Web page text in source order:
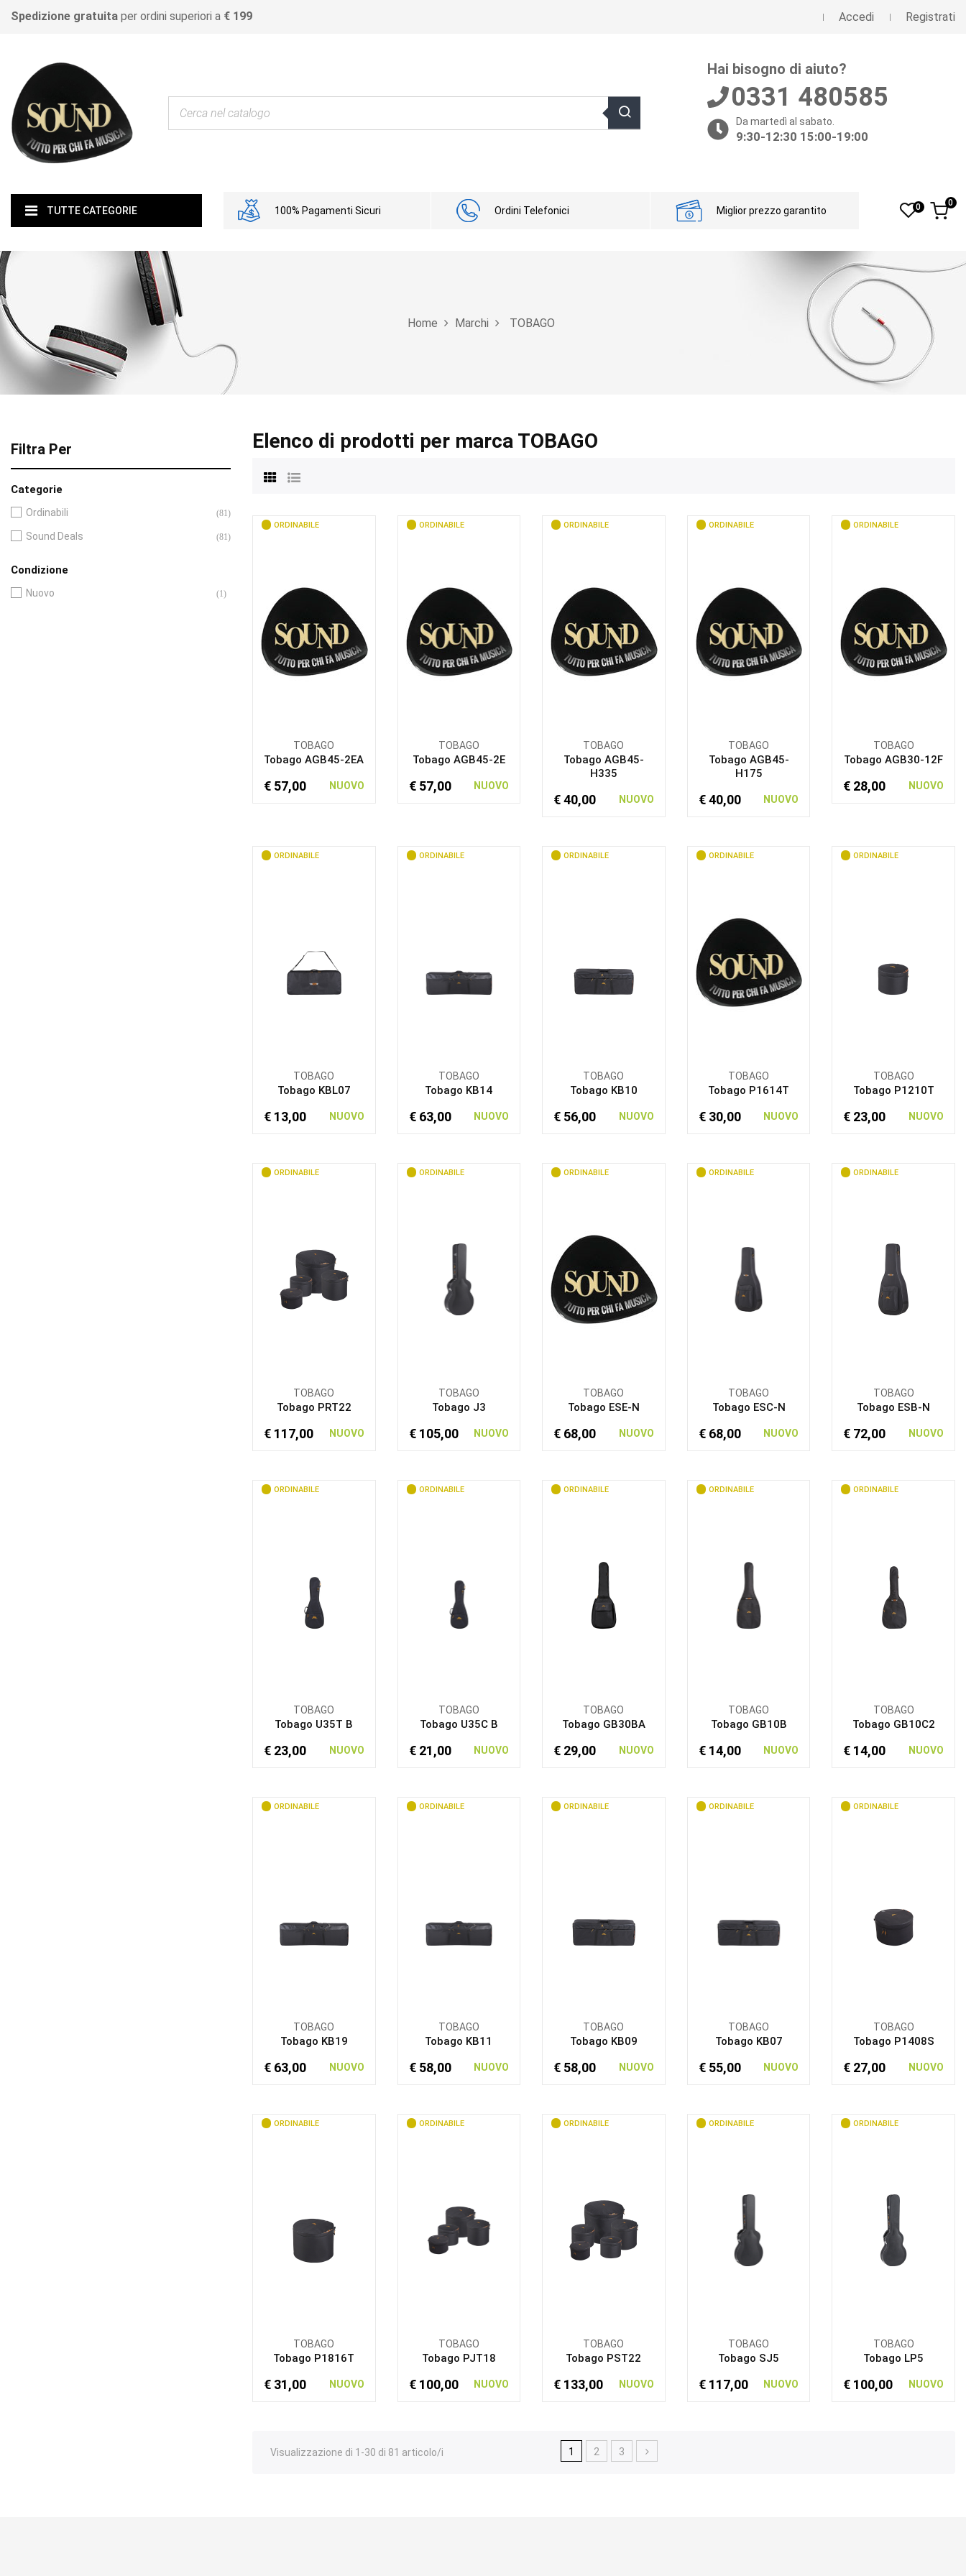
Spedizione gratuita per ordini superiori a € 199 Accedi Registrati
Hai bisogno di aiuto?
0331 480585
Da martedì al sabato.
9:30-12:30 15:00-19:00
TUTTE CATEGORIE 100% Pagamenti Sicuri Ordini Telefonici Miglior prezzo garantito 0 0
Home Marchi TOBAGO
Filtra Per
Categorie
Ordinabili (81)
Sound Deals (81)
Condizione
Nuovo (1)
Elenco di prodotti per marca TOBAGO
ORDINABILE
TOBAGO
Tobago AGB45-2EA
€ 57,00 NUOVO
ORDINABILE
TOBAGO
Tobago AGB45-2E
€ 57,00 NUOVO
ORDINABILE
TOBAGO
Tobago AGB45-
H335
€ 40,00 NUOVO
ORDINABILE
TOBAGO
Tobago AGB45-
H175
€ 40,00 NUOVO
ORDINABILE
TOBAGO
Tobago AGB30-12F
€ 28,00 NUOVO
ORDINABILE
TOBAGO
Tobago KBL07
€ 13,00 NUOVO
ORDINABILE
TOBAGO
Tobago KB14
€ 63,00 NUOVO
ORDINABILE
TOBAGO
Tobago KB10
€ 56,00 NUOVO
ORDINABILE
TOBAGO
Tobago P1614T
€ 30,00 NUOVO
ORDINABILE
TOBAGO
Tobago P1210T
€ 23,00 NUOVO
ORDINABILE
TOBAGO
Tobago PRT22
€ 117,00 NUOVO
ORDINABILE
TOBAGO
Tobago J3
€ 105,00 NUOVO
ORDINABILE
TOBAGO
Tobago ESE-N
€ 68,00 NUOVO
ORDINABILE
TOBAGO
Tobago ESC-N
€ 68,00 NUOVO
ORDINABILE
TOBAGO
Tobago ESB-N
€ 72,00 NUOVO
ORDINABILE
TOBAGO
Tobago U35T B
€ 23,00 NUOVO
ORDINABILE
TOBAGO
Tobago U35C B
€ 21,00 NUOVO
ORDINABILE
TOBAGO
Tobago GB30BA
€ 29,00 NUOVO
ORDINABILE
TOBAGO
Tobago GB10B
€ 14,00 NUOVO
ORDINABILE
TOBAGO
Tobago GB10C2
€ 14,00 NUOVO
ORDINABILE
TOBAGO
Tobago KB19
€ 63,00 NUOVO
ORDINABILE
TOBAGO
Tobago KB11
€ 58,00 NUOVO
ORDINABILE
TOBAGO
Tobago KB09
€ 58,00 NUOVO
ORDINABILE
TOBAGO
Tobago KB07
€ 55,00 NUOVO
ORDINABILE
TOBAGO
Tobago P1408S
€ 27,00 NUOVO
ORDINABILE
TOBAGO
Tobago P1816T
€ 31,00 NUOVO
ORDINABILE
TOBAGO
Tobago PJT18
€ 100,00 NUOVO
ORDINABILE
TOBAGO
Tobago PST22
€ 133,00 NUOVO
ORDINABILE
TOBAGO
Tobago SJ5
€ 117,00 NUOVO
ORDINABILE
TOBAGO
Tobago LP5
€ 100,00 NUOVO
Visualizzazione di 1-30 di 81 articolo/i 1 2 3